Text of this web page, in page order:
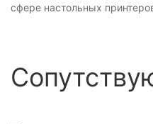
сфере настольных